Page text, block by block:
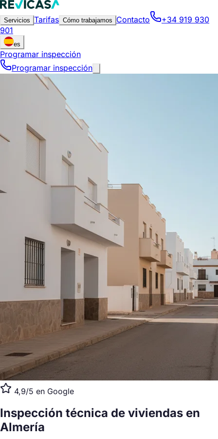
Servicios Tarifas Cómo trabajamos Contacto
+34 919 930
901
es
Programar inspección
Programar inspección
4,9/5 en Google
Inspección técnica de viviendas en
Almería